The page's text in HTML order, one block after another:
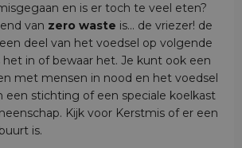
en is er toch te veel eten?
van zero waste is... de vriezer! de
deel van het voedsel op volgende
het in of bewaar het. Je kunt ook een
met mensen in nood en het voedsel
een stichting of een speciale koelkast
Kijk voor Kerstmis of er een
is.